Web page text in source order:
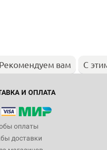
Рекомендуем вам С
И ОПЛАТА
оплаты
доставки